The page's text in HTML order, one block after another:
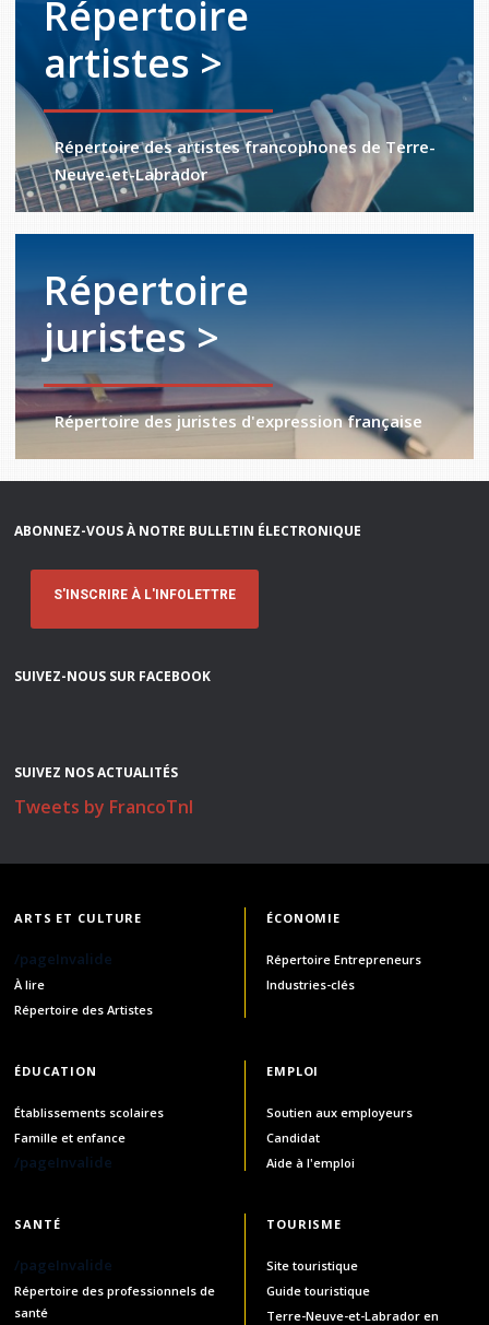
Répertoire
artistes >
Répertoire des artistes francophones de Terre-
Neuve-et-Labrador
Répertoire
juristes >
Répertoire des juristes d'expression française
ABONNEZ-VOUS À NOTRE BULLETIN ÉLECTRONIQUE
S'INSCRIRE À L'INFOLETTRE
SUIVEZ-NOUS SUR FACEBOOK
SUIVEZ NOS ACTUALITÉS
Tweets by FrancoTnl
ARTS ET CULTURE
/pageInvalide
À lire
Répertoire des Artistes
ÉCONOMIE
Répertoire Entrepreneurs
Industries-clés
ÉDUCATION
Établissements scolaires
Famille et enfance
/pageInvalide
EMPLOI
Soutien aux employeurs
Candidat
Aide à l'emploi
SANTÉ
/pageInvalide
Répertoire des professionnels de
santé
TOURISME
Site touristique
Guide touristique
Terre-Neuve-et-Labrador en